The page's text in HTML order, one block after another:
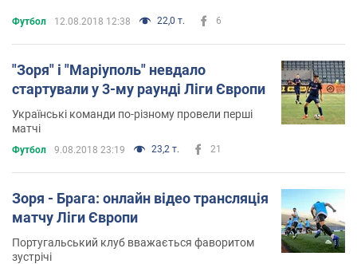
Футбол 12.08.2018 12:38 22,0 т. 6
"Зоря" і "Маріуполь" невдало
стартували у 3-му раунді Ліги Європи
Українські команди по-різному провели перші
матчі
Футбол 9.08.2018 23:19 23,2 т. 21
Зоря - Брага: онлайн відео трансляція
матчу Ліги Європи
Португальський клуб вважається фаворитом
зустрічі